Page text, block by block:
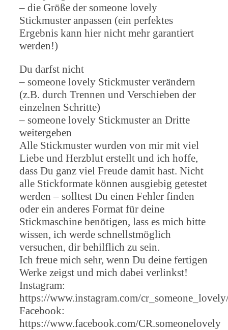
– die Größe der someone lovely
Stickmuster anpassen (ein perfektes
Ergebnis kann hier nicht mehr garantiert
werden!)
Du darfst nicht
– someone lovely Stickmuster verändern
(z.B. durch Trennen und Verschieben der
einzelnen Schritte)
– someone lovely Stickmuster an Dritte
weitergeben
Alle Stickmuster wurden von mir mit viel
Liebe und Herzblut erstellt und ich hoffe,
dass Du ganz viel Freude damit hast. Nicht
alle Stickformate können ausgiebig getestet
werden – solltest Du einen Fehler finden
oder ein anderes Format für deine
Stickmaschine benötigen, lass es mich bitte
wissen, ich werde schnellstmöglich
versuchen, dir behilflich zu sein.
Ich freue mich sehr, wenn Du deine fertigen
Werke zeigst und mich dabei verlinkst!
Instagram:
https://www.instagram.com/
Facebook:
https://www.facebook.com/CR.someonelovely